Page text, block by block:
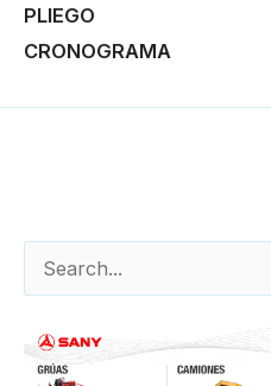
PLIEGO
CRONOGRAMA
u